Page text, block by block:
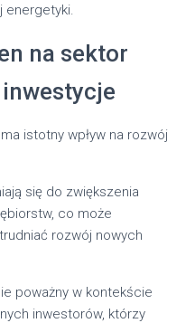
energetyki.
na sektor
istotny wpływ na rozwój
się do zwiększenia
co może
rozwój nowych
poważny w kontekście
inwestorów, którzy